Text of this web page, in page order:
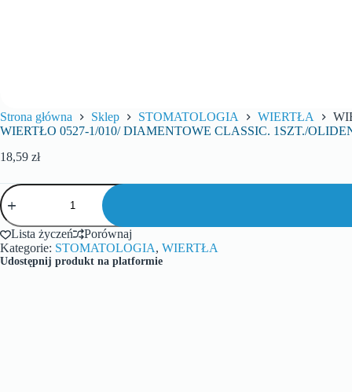
Strona główna Sklep STOMATOLOGIA WIERTŁA
WIERTŁO 0527-1/010/ DIAMENTOWE CLASSIC. 1SZT./
18,59 zł
Lista życzeń
Porównaj
Kategorie: STOMATOLOGIA, WIERTŁA
Udostępnij produkt na platformie